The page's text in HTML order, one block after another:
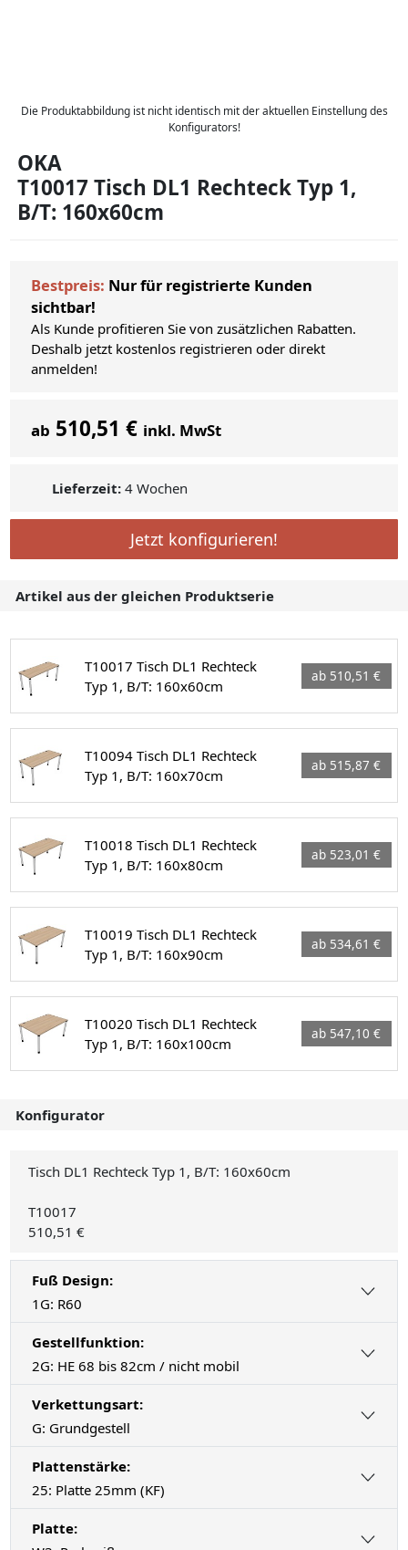
Die Produktabbildung ist nicht identisch mit der aktuellen Einstellung des
Konfigurators!
OKA
T10017 Tisch DL1 Rechteck Typ 1,
B/T: 160x60cm
Bestpreis: Nur für registrierte Kunden
sichtbar!
Als Kunde profitieren Sie von zusätzlichen Rabatten.
Deshalb jetzt kostenlos registrieren oder direkt
anmelden!
ab 510,51 € inkl. MwSt
Lieferzeit: 4 Wochen
Jetzt konfigurieren!
Artikel aus der gleichen Produktserie
T10017 Tisch DL1 Rechteck
Typ 1, B/T: 160x60cm
ab 510,51 €
T10094 Tisch DL1 Rechteck
Typ 1, B/T: 160x70cm
ab 515,87 €
T10018 Tisch DL1 Rechteck
Typ 1, B/T: 160x80cm
ab 523,01 €
T10019 Tisch DL1 Rechteck
Typ 1, B/T: 160x90cm
ab 534,61 €
T10020 Tisch DL1 Rechteck
Typ 1, B/T: 160x100cm
ab 547,10 €
Konfigurator
Tisch DL1 Rechteck Typ 1, B/T: 160x60cm
T10017
510,51 €
Fuß Design:
1G: R60
Gestellfunktion:
2G: HE 68 bis 82cm / nicht mobil
Verkettungsart:
G: Grundgestell
Plattenstärke:
25: Platte 25mm (KF)
Platte: